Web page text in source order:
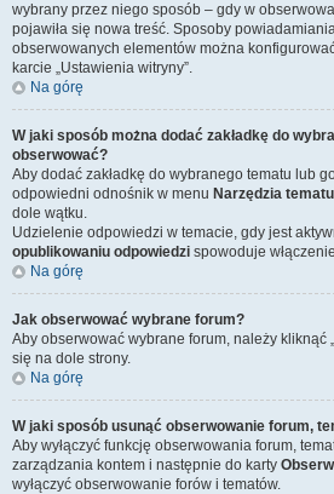
wybrany przez niego sposób – gdy w
pojawiła się nowa treść. Sposoby
obserwowanych elementów można
karcie „Ustawienia witryny”.
Na górę
W jaki sposób można dodać zakładkę do
obserwować?
Aby dodać zakładkę do wybranego tematu lub
odpowiedni odnośnik w menu Narzędzia tematu
dole wątku.
Udzielenie odpowiedzi w temacie, gdy jest
opublikowaniu odpowiedzi spowoduje
Na górę
Jak obserwować wybrane forum?
Aby obserwować wybrane forum, należy kliknąć
się na dole strony.
Na górę
W jaki sposób usunąć obserwowanie forum,
Aby wyłączyć funkcję obserwowania forum,
zarządzania kontem i następnie do karty
wyłączyć obserwowanie forów i tematów.